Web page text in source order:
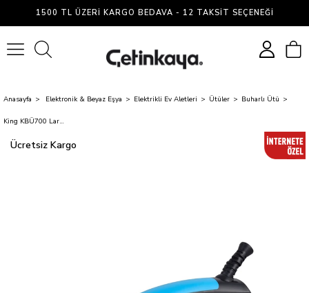
1500 TL ÜZERI KARGO BEDAVA - 12 TAKSIT SEÇENEĞI
Anasayfa Elektronik & Beyaz Eşya Elektrikli Ev Aletleri Ütüler Buharlı Ütü
King KBÜ700 Larsen Buharlı Ütü
Ücretsiz Kargo